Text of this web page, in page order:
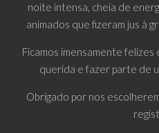
noite intensa, cheia de
animados que fizeram jus à
Ficamos imensamente
querida e fazer parte de
Obrigado por nos